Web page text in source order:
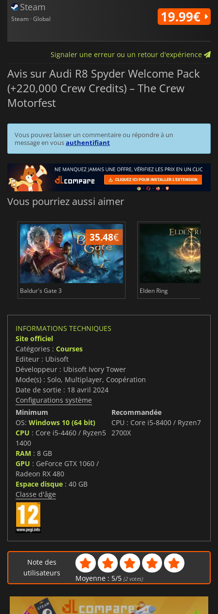
Steam
Steam · Global 19.99€
Signaler une erreur ou un retour d'expérience
Avis sur Audi R8 Spyder Welcome Pack
(+220,000 Crew Credits) – The Crew
Motorfest
Vous pouvez laisser un commentaire ou répondre à un
message en vousauthentifiant
Vous pourriez aussi aimer
35.48€
Baldur's Gate 3 Elden Ring
INFORMATIONS TECHNIQUES
Site officiel
Catégories : Courses
Editeur : Ubisoft
Développeur : Ubisoft Ivory Tower
Mode(s) : Solo, Multiplayer, Coopération
Date de sortie : 18 avril 2024
Configurations système
Minimum
OS: Windows 10 (64 bit)
CPU : Core i5-4460 / Ryzen5
1400
RAM : 8 GB
GPU : GeForce GTX 1060 /
Radeon RX 480
Espace disque : 40 GB
Recommandée
CPU : Core i5-8400 / Ryzen7
2700X
Classe d'âge
Note des
utilisateurs
Moyenne : 5/5 (2votes)